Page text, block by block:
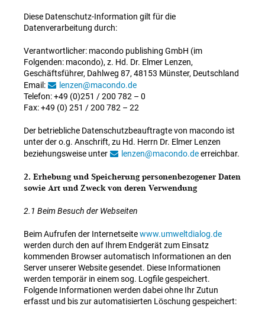
Diese Datenschutz-Information gilt für die
Datenverarbeitung durch:
Verantwortlicher: macondo publishing GmbH (im
Folgenden: macondo), z. Hd. Dr. Elmer Lenzen,
Geschäftsführer, Dahlweg 87, 48153 Münster, Deutschland
Email:
lenzen@macondo.de
Telefon: +49 (0)251 / 200 782 – 0
Fax: +49 (0) 251 / 200 782 – 22
Der betriebliche Datenschutzbeauftragte von macondo ist
unter der o.g. Anschrift, zu Hd. Herrn Dr. Elmer Lenzen
beziehungsweise unter
lenzen@macondo.deerreichbar.
2. Erhebung und Speicherung personenbezogener Daten
sowie Art und Zweck von deren Verwendung
2.1 Beim Besuch der Webseiten
Beim Aufrufen der Internetseitewww.umweltdialog.de
werden durch den auf Ihrem Endgerät zum Einsatz
kommenden Browser automatisch Informationen an den
Server unserer Website gesendet. Diese Informationen
werden temporär in einem sog. Logfile gespeichert.
Folgende Informationen werden dabei ohne Ihr Zutun
erfasst und bis zur automatisierten Löschung gespeichert: